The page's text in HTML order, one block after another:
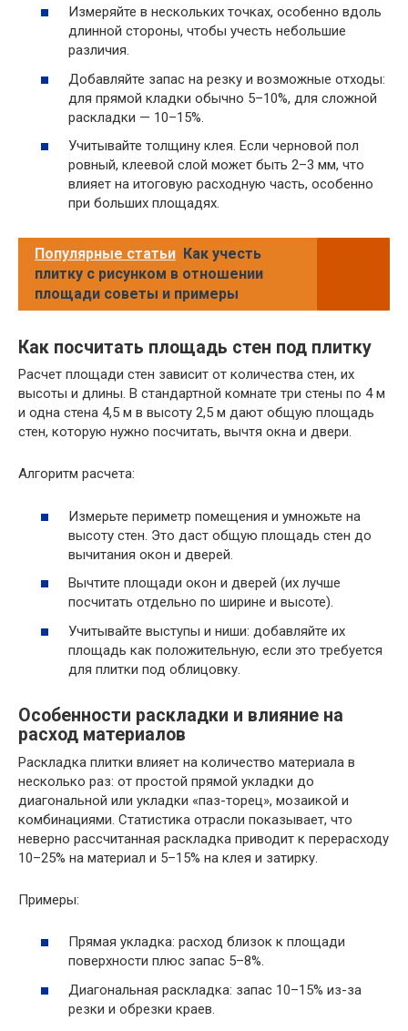
Измеряйте в нескольких точках, особенно вдоль
длинной стороны, чтобы учесть небольшие
различия.
Добавляйте запас на резку и возможные отходы:
для прямой кладки обычно 5–10%, для сложной
раскладки — 10–15%.
Учитывайте толщину клея. Если черновой пол
ровный, клеевой слой может быть 2–3 мм, что
влияет на итоговую расходную часть, особенно
при больших площадях.
Популярные статьи Как учесть
плитку с рисунком в отношении
площади советы и примеры
Как посчитать площадь стен под плитку
Расчет площади стен зависит от количества стен, их
высоты и длины. В стандартной комнате три стены по 4 м
и одна стена 4,5 м в высоту 2,5 м дают общую площадь
стен, которую нужно посчитать, вычтя окна и двери.
Алгоритм расчета:
Измерьте периметр помещения и умножьте на
высоту стен. Это даст общую площадь стен до
вычитания окон и дверей.
Вычтите площади окон и дверей (их лучше
посчитать отдельно по ширине и высоте).
Учитывайте выступы и ниши: добавляйте их
площадь как положительную, если это требуется
для плитки под облицовку.
Особенности раскладки и влияние на
расход материалов
Раскладка плитки влияет на количество материала в
несколько раз: от простой прямой укладки до
диагональной или укладки «паз-торец», мозаикой и
комбинациями. Статистика отрасли показывает, что
неверно рассчитанная раскладка приводит к перерасходу
10–25% на материал и 5–15% на клея и затирку.
Примеры:
Прямая укладка: расход близок к площади
поверхности плюс запас 5–8%.
Диагональная раскладка: запас 10–15% из-за
резки и обрезки краев.